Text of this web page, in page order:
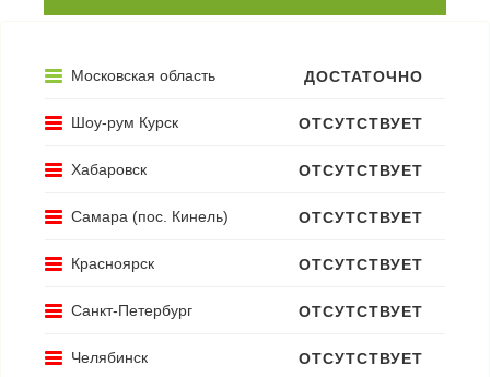
Московская область ДОСТАТОЧНО
Шоу-рум Курск ОТСУТСТВУЕТ
Хабаровск ОТСУТСТВУЕТ
Самара (пос. Кинель) ОТСУТСТВУЕТ
Красноярск ОТСУТСТВУЕТ
Санкт-Петербург ОТСУТСТВУЕТ
Челябинск ОТСУТСТВУЕТ